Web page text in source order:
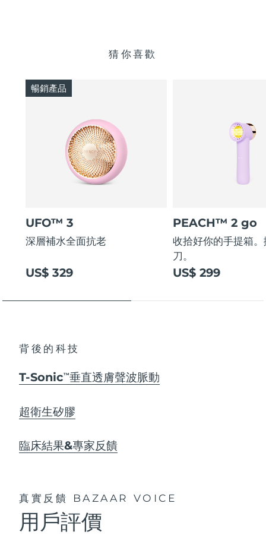
猜你喜歡
UFO™ 3
深層補水全面抗老
US$ 329
暢銷產品
PEACH™ 2 go
收拾好你的手提箱
刀。
US$ 299
背後的科技
T-SonicTM 垂直透膚聲波脈動
超衛生矽膠
臨床結果&專家反饋
真實反饋 BAZAAR VOICE
用戶評價